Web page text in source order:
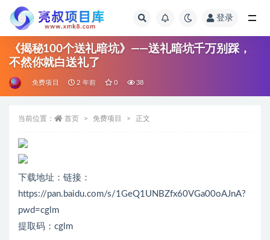
登录
《揭秘100个送礼暗坑》——送礼暗坑千万别踩，
不然你就白送礼了
免费项目 2 年前 0 38
当前位置： 首页 免费项目 正文
下载地址：链接：
https://pan.baidu.com/s/1GeQ1UNBZfx60VGa00oAJnA?
pwd=cglm
提取码：cglm